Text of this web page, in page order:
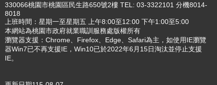
務
資
訊
便
民
服
330066桃園市桃園區民生路650號2樓 TEL: 03-3322101 分機8014-
8018
上班時間：星期一至星期五 上午8:00至12:00 下午1:00至5:00
本網站為桃園市政府就業職訓服務處版權所有
瀏覽器支援：Chrome、Firefox、Edge、Safari為主，如使用IE瀏覽
器Win7已不再支援IE，Win10已於2022年6月15日淘汰並停止支援
IE。